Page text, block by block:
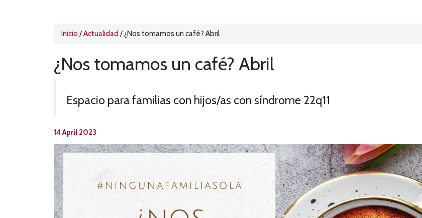
Inicio /Actualidad /¿Nos tomamos un café? Abril
¿Nos tomamos un café? Abril
Espacio para familias con hijos/as con síndrome 22q11
14 April 2023